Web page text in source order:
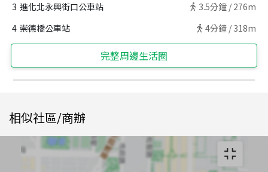
3 進化北永興街口公車站 3.5分鐘 / 276m
4 崇德橋公車站 4分鐘 / 318m
完整周邊生活圈
相似社區/商辦